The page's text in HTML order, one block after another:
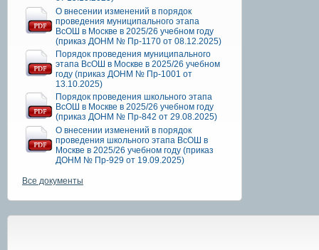
О внесении изменений в порядок
проведения муниципального этапа
ВсОШ в Москве в 2025/26 учебном году
(приказ ДОНМ № Пр-1170 от 08.12.2025)
Порядок проведения муниципального
этапа ВсОШ в Москве в 2025/26 учебном
году (приказ ДОНМ № Пр-1001 от
13.10.2025)
Порядок проведения школьного этапа
ВсОШ в Москве в 2025/26 учебном году
(приказ ДОНМ № Пр-842 от 29.08.2025)
О внесении изменений в порядок
проведения школьного этапа ВсОШ в
Москве в 2025/26 учебном году (приказ
ДОНМ № Пр-929 от 19.09.2025)
Все документы